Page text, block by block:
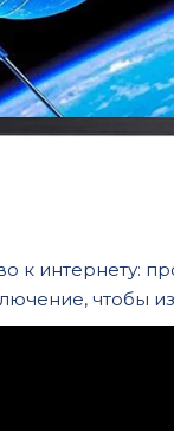
к интернету:
чтобы